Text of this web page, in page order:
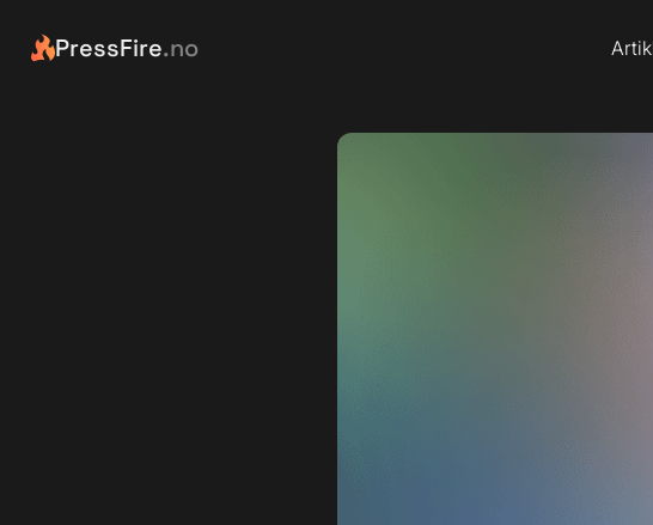
PressFire.no